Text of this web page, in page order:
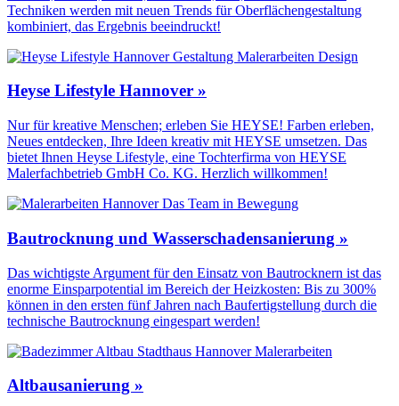
Techniken werden mit neuen Trends für Oberflächen­gestaltung
kombiniert, das Ergebnis beeindruckt!
Heyse Lifestyle Hannover »
Nur für kreative Menschen; erleben Sie HEYSE! Farben erleben,
Neues entdecken, Ihre Ideen kreativ mit HEYSE umsetzen. Das
bietet Ihnen Heyse Lifestyle, eine Tochterfirma von HEYSE
Malerfachbetrieb GmbH Co. KG. Herzlich willkommen!
Bautrocknung und Wasserschadensanierung »
Das wichtigste Argument für den Einsatz von Bautrocknern ist das
enorme Einsparpotential im Bereich der Heizkosten: Bis zu 300%
können in den ersten fünf Jahren nach Baufertigstellung durch die
technische Bautrocknung eingespart werden!
Altbausanierung »